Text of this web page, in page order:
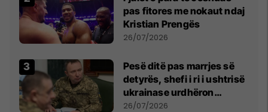
pas fitores me nokaut ndaj
Kristian Prengës
26/07/2026
Pesë ditë pas marrjes së
detyrës, shefi i ri i ushtrisë
ukrainase urdhëron
kontroll të madh
26/07/2026